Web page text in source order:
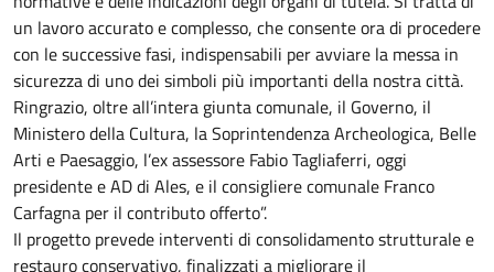
un lavoro accurato e complesso, che consente ora di procedere
con le successive fasi, indispensabili per avviare la messa in
sicurezza di uno dei simboli più importanti della nostra città.
Ringrazio, oltre all’intera giunta comunale, il Governo, il
Ministero della Cultura, la Soprintendenza Archeologica, Belle
Arti e Paesaggio, l’ex assessore Fabio Tagliaferri, oggi
presidente e AD di Ales, e il consigliere comunale Franco
Carfagna per il contributo offerto”.
Il progetto prevede interventi di consolidamento strutturale e
restauro conservativo, finalizzati a migliorare il